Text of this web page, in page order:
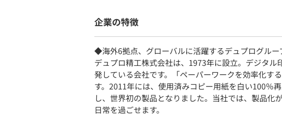
企業の特徴
◆海外6拠点、グローバルに活躍するデュプログルー
デュプロ精工株式会社は、1973年に設立。デジタ
発している会社です。「ペーパーワークを効率化す
す。2011年には、使用済みコピー用紙を白い100％
し、世界初の製品となりました。当社では、製品化
日常を過ごせます。